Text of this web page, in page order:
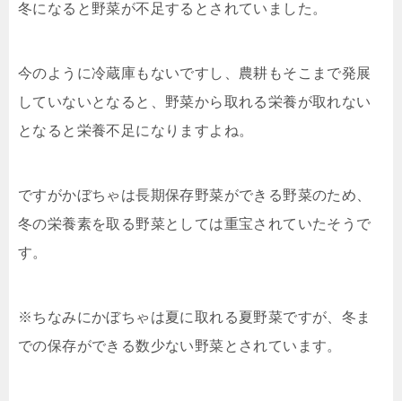
冬になると野菜が不足するとされていました。
今のように冷蔵庫もないですし、農耕もそこまで発展
していないとなると、野菜から取れる栄養が取れない
となると栄養不足になりますよね。
ですがかぼちゃは長期保存野菜ができる野菜のため、
冬の栄養素を取る野菜としては重宝されていたそうで
す。
※ちなみにかぼちゃは夏に取れる夏野菜ですが、冬ま
での保存ができる数少ない野菜とされています。